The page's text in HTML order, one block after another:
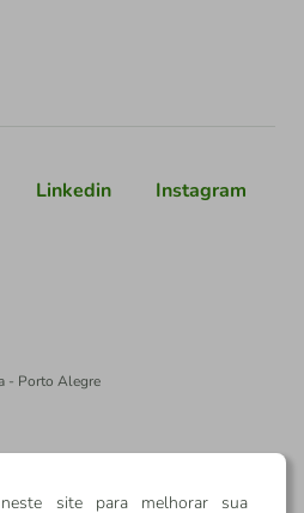
Linkedin Instagram
- Porto Alegre
site para melhorar sua